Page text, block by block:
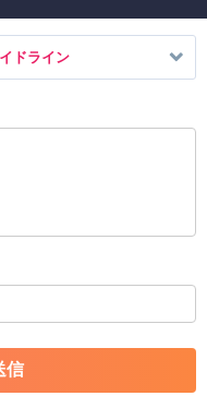
ドライン
コメント削除や書き込み制
こと
容の投稿
稿
投稿